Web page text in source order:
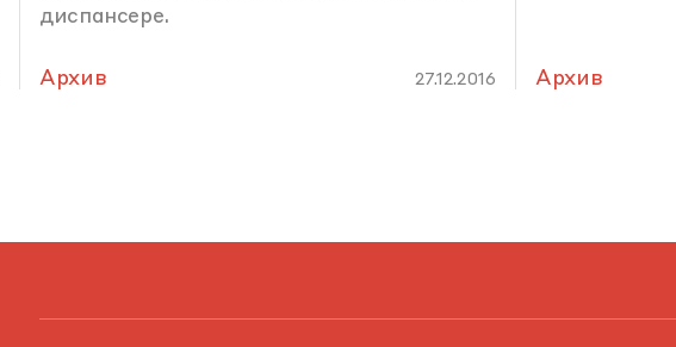
диспансере.
Архив 27.12.2016 Архив